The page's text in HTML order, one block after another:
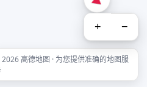
+ −
高德地图 · 为您提供准确的地图服